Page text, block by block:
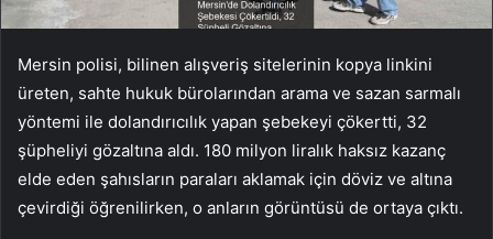
Mersin polisi, bilinen alışveriş sitelerinin kopya linkini
üreten, sahte hukuk bürolarından arama ve sazan sarmalı
yöntemi ile dolandırıcılık yapan şebekeyi çökertti, 32
şüpheliyi gözaltına aldı. 180 milyon liralık haksız kazanç
elde eden şahısların paraları aklamak için döviz ve altına
çevirdiği öğrenilirken, o anların görüntüsü de ortaya çıktı.